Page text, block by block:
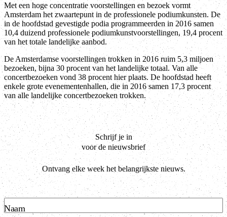
Met een hoge concentratie voorstellingen en bezoek vormt
Amsterdam het zwaartepunt in de professionele podiumkunsten. De
in de hoofdstad gevestigde podia programmeerden in 2016 samen
10,4 duizend professionele podiumkunstvoorstellingen, 19,4 procent
van het totale landelijke aanbod.
De Amsterdamse voorstellingen trokken in 2016 ruim 5,3 miljoen
bezoeken, bijna 30 procent van het landelijke totaal. Van alle
concertbezoeken vond 38 procent hier plaats. De hoofdstad heeft
enkele grote evenementenhallen, die in 2016 samen 17,3 procent
van alle landelijke concertbezoeken trokken.
Schrijf je in
voor de nieuwsbrief
Ontvang elke week het belangrijkste nieuws.
Naam